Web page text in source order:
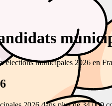
élections municipales 2026 en